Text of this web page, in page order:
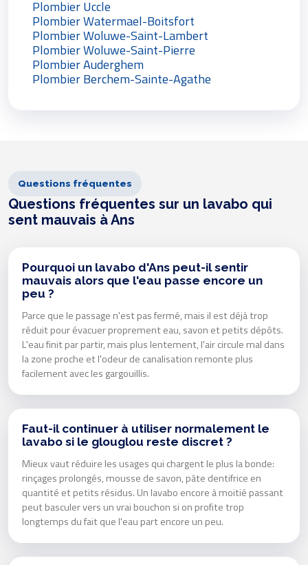
Plombier Uccle
Plombier Watermael-Boitsfort
Plombier Woluwe-Saint-Lambert
Plombier Woluwe-Saint-Pierre
Plombier Auderghem
Plombier Berchem-Sainte-Agathe
Questions fréquentes
Questions fréquentes sur un lavabo qui
sent mauvais à Ans
Pourquoi un lavabo d'Ans peut-il sentir
mauvais alors que l'eau passe encore un
peu ?
Parce que le passage n'est pas fermé, mais il est déjà trop
réduit pour évacuer proprement eau, savon et petits dépôts.
L'eau finit par partir, mais plus lentement, l'air circule mal dans
la zone proche et l'odeur de canalisation remonte plus
facilement avec les gargouillis.
Faut-il continuer à utiliser normalement le
lavabo si le glouglou reste discret ?
Mieux vaut réduire les usages qui chargent le plus la bonde:
rinçages prolongés, mousse de savon, pâte dentifrice en
quantité et petits résidus. Un lavabo encore à moitié passant
peut basculer vers un vrai bouchon si on profite trop
longtemps du fait que l'eau part encore un peu.